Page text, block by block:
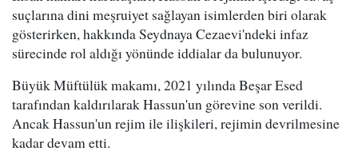
suçlarına dini meşruiyet sağlayan isimlerden biri olarak
gösterirken, hakkında Seydnaya Cezaevi'ndeki infaz
sürecinde rol aldığı yönünde iddialar da bulunuyor.
Büyük Müftülük makamı, 2021 yılında Beşar Esed
tarafından kaldırılarak Hassun'un görevine son verildi.
Ancak Hassun'un rejim ile ilişkileri, rejimin devrilmesine
kadar devam etti.